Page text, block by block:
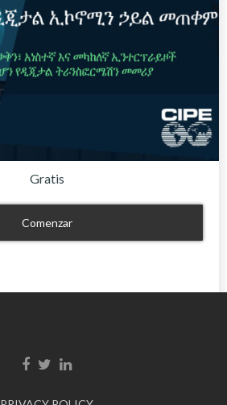
Gratis
Comenzar
Enlace de Facebook
Enlace de Twitter
Enlace de Linkedin